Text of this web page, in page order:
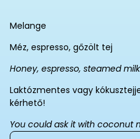
Melange
Méz, espresso, gőzölt tej
Honey, espresso, steamed milk
Laktózmentes vagy
kérhető!
You could ask it with coconut